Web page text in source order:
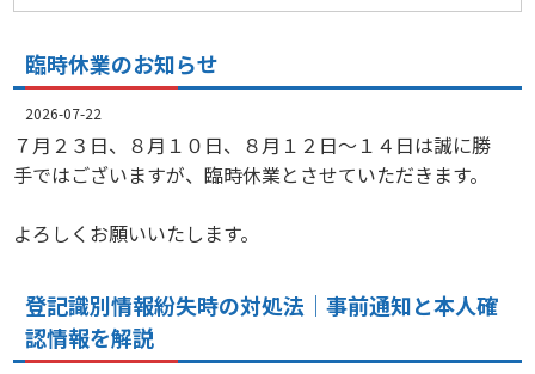
臨時休業のお知らせ
2026-07-22
７月２３日、８月１０日、８月１２日～１４日は誠に勝
手ではございますが、臨時休業とさせていただきます。
よろしくお願いいたします。
登記識別情報紛失時の対処法｜事前通知と本人確
認情報を解説